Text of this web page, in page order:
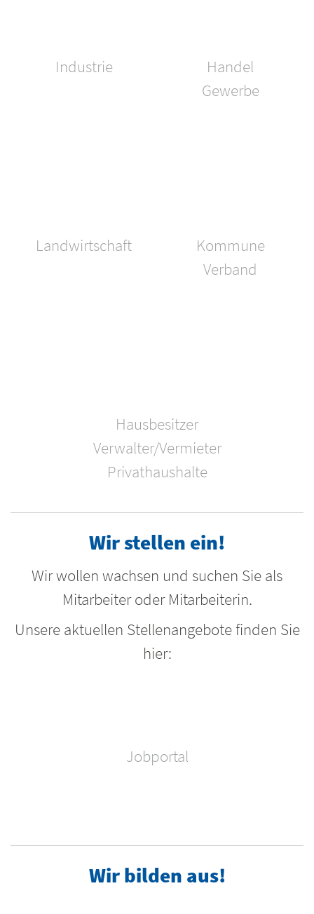
Industrie
Handel
Gewerbe
Landwirtschaft
Kommune
Verband
Hausbesitzer
Verwalter/Vermieter
Privathaushalte
Wir stellen ein!
Wir wollen wachsen und suchen Sie als
Mitarbeiter oder Mitarbeiterin.
Unsere aktuellen Stellenangebote finden Sie
hier:
Jobportal
Wir bilden aus!